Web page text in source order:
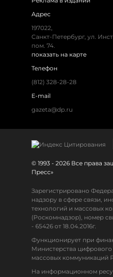
Адрес
197022,
Санкт-Петербург, ул.
пом. 74.
показать на карте
Телефон
(812) 328-28-28
E-mail
gazeta@dp.ru
© 1993 - 2026 Все права
Пресс»
Зарегистрировано
надзору в сфере связи,
технологий и массовых
(Роскомнадзор), номер
- 65426 от 18.04.2016г.
Функционирует при
Министерства цифрового
массовых коммуникаций
На информационном